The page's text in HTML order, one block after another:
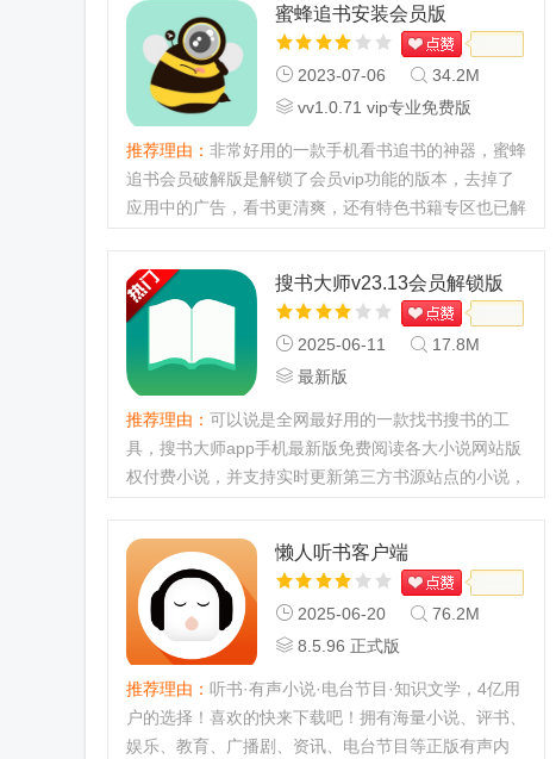
蜜蜂追书安装会员版
2023-07-06
34.2M
vv1.0.71 vip专业免费版
推荐理由： 非常好用的一款手机看书追书的神器，蜜蜂
追书会员破解版是解锁了会员vip功能的版本，去掉了
应用中的广告，看书更清爽，还有特色书籍专区也已解
搜书大师v23.13会员解锁版
2025-06-11
17.8M
最新版
推荐理由： 可以说是全网最好用的一款找书搜书的工
具，搜书大师app手机最新版免费阅读各大小说网站版
权付费小说，并支持实时更新第三方书源站点的小说，
模式。...
懒人听书客户端
2025-06-20
76.2M
8.5.96 正式版
推荐理由： 听书·有声小说·电台节目·知识文学，4亿用
户的选择！喜欢的快来下载吧！拥有海量小说、评书、
娱乐、教育、广播剧、资讯、电台节目等正版有声内